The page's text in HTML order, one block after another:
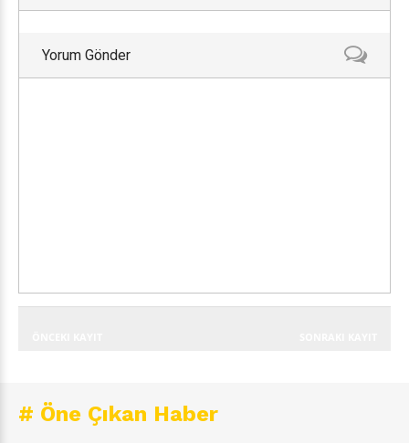
Yorum Gönder
# Öne Çıkan Haber